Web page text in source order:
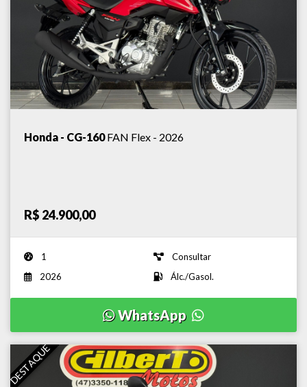
Honda - CG-160 FAN Flex - 2026
R$ 24.900,00
1
Consultar
2026
Álc./Gasol.
WhatsApp
DESTAQUE